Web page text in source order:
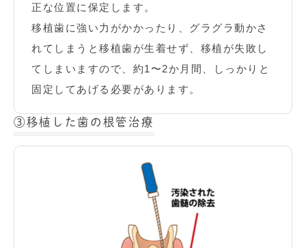
正な位置に保定します。
移植歯に強い力がかかったり、グラグラ動かさ
れてしまうと移植歯が生着せず、移植が失敗し
てしまいますので、約1〜2か月間、しっかりと
固定してあげる必要があります。
③移植した歯の根管治療